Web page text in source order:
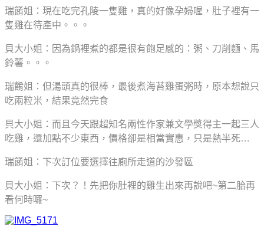
瑞餚姐：現在吃完孔陵一隻雞，真的好像孕婦喔，肚子裡有一
隻雞在待產中。。。
貝大小姐：因為鍋裡煮的都是很有飽足感的：粥、刀削麵、馬
鈴薯。。。
瑞餚姐：但湯頭真的很棒，最後煮海苔雞蛋粥時，原本想說只
吃兩粒米，結果竟然完食
貝大小姐：而且今天跟超知名兩性作家兼文學獎得主一起三人
吃雞，還加點不少東西，價格卻是相當實惠，只是熱半死…
瑞餚姐：下次訂位要選擇往廁所走道的沙發區
貝大小姐：下次？！先把你肚裡的雞生出來再說吧~第二胎再
看何時囉~